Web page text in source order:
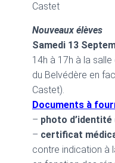
Castet
Nouveaux élèves
Samedi 13
14h à 17h à la salle
du Belvédère en
Castet).
Documents à
– photo d’identité
– certificat
contre indication à